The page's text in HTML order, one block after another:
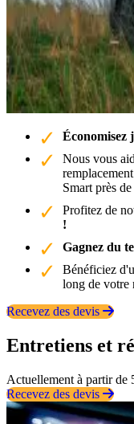
Économisez
Nous vous
Smart près
Profitez de
!
Gagnez du
Bénéficiez
long de votre
Recevez des devis
Entretiens et
Actuellement à partir de
Recevez des devis